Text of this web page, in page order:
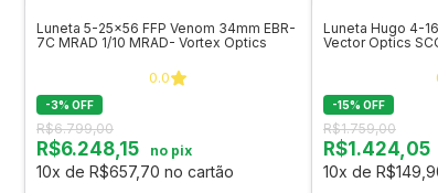
Luneta 5-25x56 FFP Venom 34mm EBR-
7C MRAD 1/10 MRAD- Vortex Optics
0.0
-3% OFF
R$6.799,00
R$6.248,15 no pix
10x de R$657,70 no cartão
Luneta Hugo 4-
Vector Optics
-15% OFF
R$1.759,00
R$1.424,05
10x de